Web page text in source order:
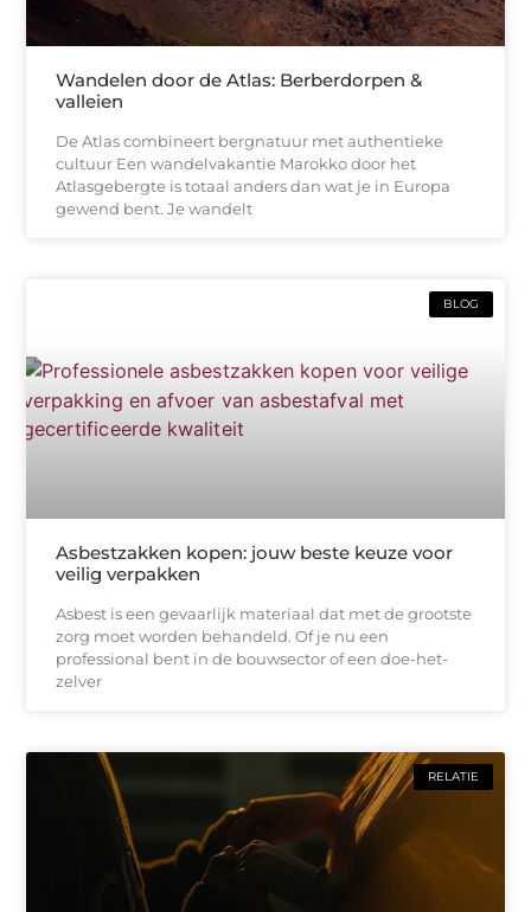
Wandelen door de Atlas: Berberdorpen &
valleien
De Atlas combineert bergnatuur met authentieke
cultuur Een wandelvakantie Marokko door het
Atlasgebergte is totaal anders dan wat je in Europa
gewend bent. Je wandelt
BLOG
Asbestzakken kopen: jouw beste keuze voor
veilig verpakken
Asbest is een gevaarlijk materiaal dat met de grootste
zorg moet worden behandeld. Of je nu een
professional bent in de bouwsector of een doe-het-
zelver
RELATIE